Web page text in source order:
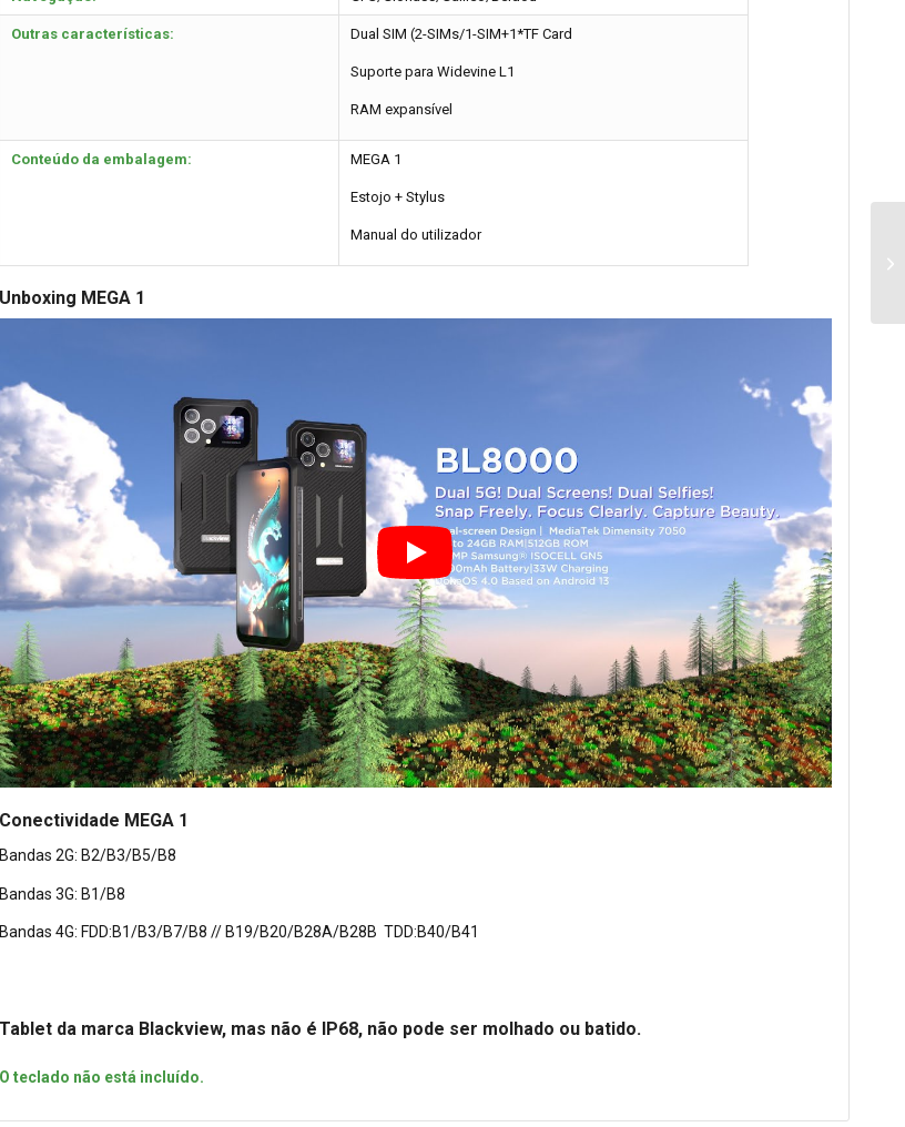
Outras características: Dual SIM (2-SIMs/1-SIM+1*TF Card
Suporte para Widevine L1
RAM expansível
Conteúdo da embalagem: MEGA 1
Estojo + Stylus
Manual do utilizador
Unboxing MEGA 1
Conectividade MEGA 1
Bandas 2G: B2/B3/B5/B8
Bandas 3G: B1/B8
Bandas 4G: FDD:B1/B3/B7/B8 // B19/B20/B28A/B28B TDD:B40/B41
Tablet da marca Blackview, mas não é IP68, não pode ser molhado ou batido.
O teclado não está incluído.